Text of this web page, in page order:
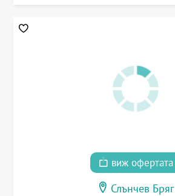
виж офертата
Слънчев Бряг